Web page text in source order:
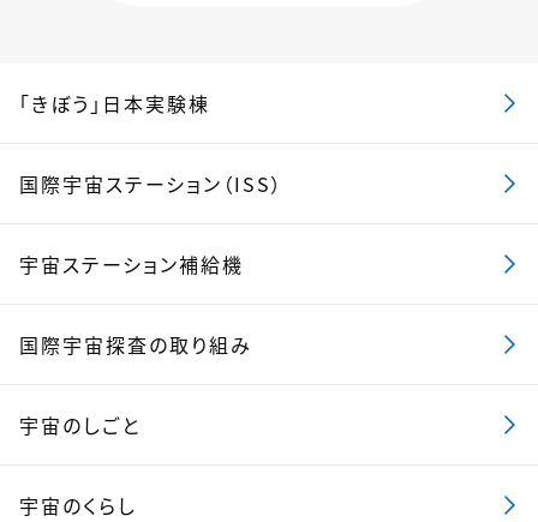
「きぼう」日本実験棟
国際宇宙ステーション（ISS）
宇宙ステーション補給機
国際宇宙探査の取り組み
宇宙のしごと
宇宙のくらし